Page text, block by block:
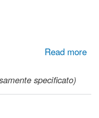
Read more
lo sta cancellando
specificato)